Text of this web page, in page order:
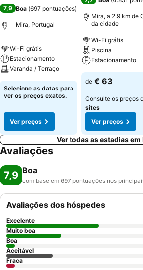
7,9 Boa (697 pontuações)
Mira, Portugal
Wi-Fi grátis
Estacionamento
Varanda / Terraço
Selecione as datas para
ver os preços exatos.
Ver preços
Mira, a 2.9 km de
da cidade
Wi-Fi grátis
Piscina
Estacionamento
de € 63
Consulte os preços
sites
Ver preços
Ver todas as estadias em
Avaliações
7,9 Boa
com base em 697 pontuações nos
Avaliações dos hóspedes
Excelente
Muito boa
Boa
Aceitável
Fraca